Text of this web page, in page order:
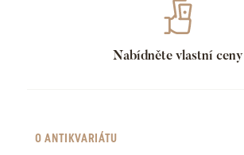
Nabídněte vlastní ceny
O ANTIKVARIÁTU